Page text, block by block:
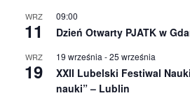
n
o
e
WRZ
11
09:00
Dzień Otwarty PJATK w
WRZ
19
19 września -25 września
XXII Lubelski Festiwal
nauki” – Lublin